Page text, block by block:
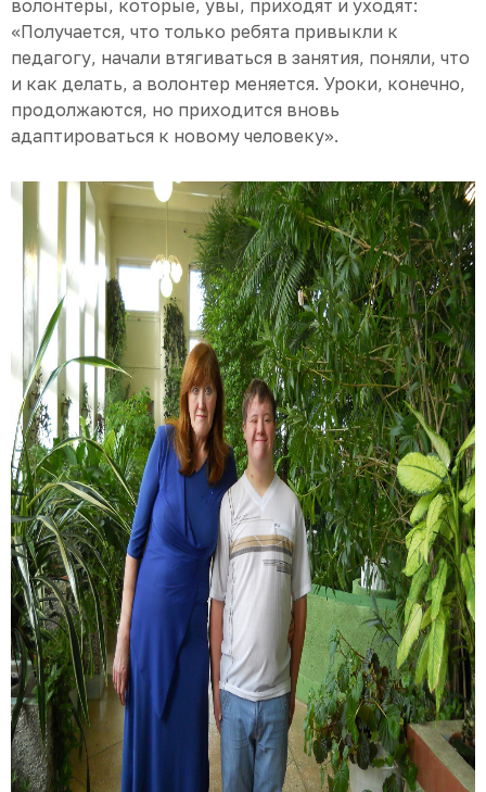
волонтеры, которые, увы, приходят и уходят:
«Получается, что только ребята привыкли к
педагогу, начали втягиваться в занятия, поняли, что
и как делать, а волонтер меняется. Уроки, конечно,
продолжаются, но приходится вновь
адаптироваться к новому человеку».